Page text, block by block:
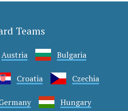
Teams
Austria Bulgaria
Croatia Czechia
Hungary